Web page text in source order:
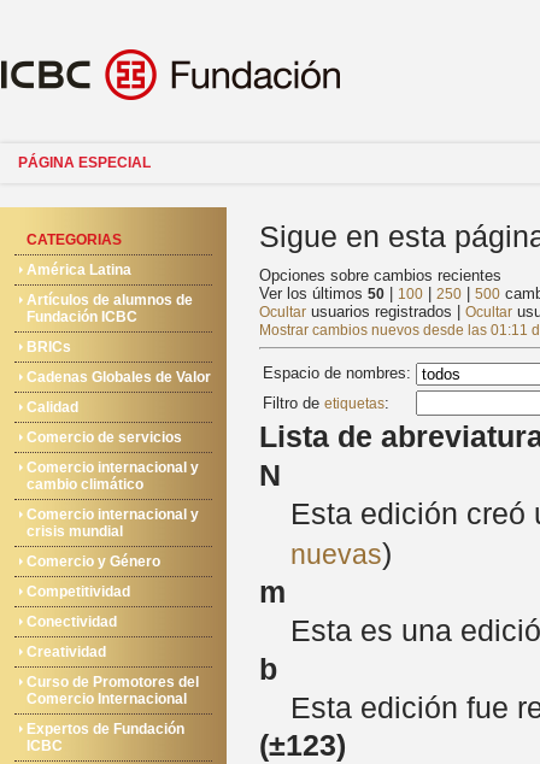
PÁGINA ESPECIAL
CATEGORIAS
América Latina
Artículos de alumnos de
Fundación ICBC
BRICs
Cadenas Globales de Valor
Calidad
Comercio de servicios
Comercio internacional y
cambio climático
Comercio internacional y
crisis mundial
Comercio y Género
Competitividad
Conectividad
Creatividad
Curso de Promotores del
Comercio Internacional
Expertos de Fundación
ICBC
Sigue en esta
Opciones sobre cambios recientes
Ver los últimos 50 100 250 500
Ocultar usuarios registrados Ocultar
Mostrar cambios nuevos desde las 01:11
Espacio de nombres:
Filtro de etiquetas:
Lista de
N
Esta edición
nuevas)
m
Esta es una
b
Esta edición fue
(±123)